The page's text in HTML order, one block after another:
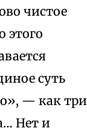
чистое
этого
суть
— как три
Нет и